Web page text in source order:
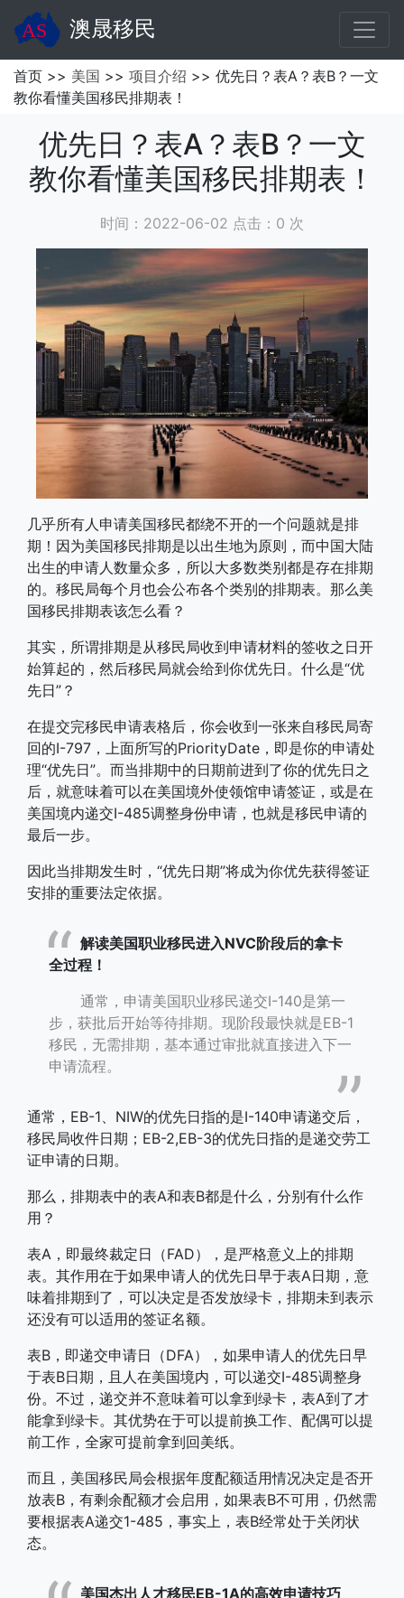
澳晟移民
首页 >> 美国 >> 项目介绍 >> 优先日？表A？表B？一文
教你看懂美国移民排期表！
优先日？表A？表B？一文
教你看懂美国移民排期表！
时间：2022-06-02 点击： 0 次
几乎所有人申请美国移民都绕不开的一个问题就是排
期！因为美国移民排期是以出生地为原则，而中国大陆
出生的申请人数量众多，所以大多数类别都是存在排期
的。移民局每个月也会公布各个类别的排期表。那么美
国移民排期表该怎么看？
其实，所谓排期是从移民局收到申请材料的签收之日开
始算起的，然后移民局就会给到你优先日。什么是“优
先日”？
在提交完移民申请表格后，你会收到一张来自移民局寄
回的I-797，上面所写的PriorityDate，即是你的申请处
理“优先日”。而当排期中的日期前进到了你的优先日之
后，就意味着可以在美国境外使领馆申请签证，或是在
美国境内递交I-485调整身份申请，也就是移民申请的
最后一步。
因此当排期发生时，“优先日期”将成为你优先获得签证
安排的重要法定依据。
解读美国职业移民进入NVC阶段后的拿卡
全过程！
通常，申请美国职业移民递交I-140是第一
步，获批后开始等待排期。现阶段最快就是EB-1
移民，无需排期，基本通过审批就直接进入下一
申请流程。
通常，EB-1、NIW的优先日指的是I-140申请递交后，
移民局收件日期；EB-2,EB-3的优先日指的是递交劳工
证申请的日期。
那么，排期表中的表A和表B都是什么，分别有什么作
用？
表A，即最终裁定日（FAD），是严格意义上的排期
表。其作用在于如果申请人的优先日早于表A日期，意
味着排期到了，可以决定是否发放绿卡，排期未到表示
还没有可以适用的签证名额。
表B，即递交申请日（DFA），如果申请人的优先日早
于表B日期，且人在美国境内，可以递交I-485调整身
份。不过，递交并不意味着可以拿到绿卡，表A到了才
能拿到绿卡。其优势在于可以提前换工作、配偶可以提
前工作，全家可提前拿到回美纸。
而且，美国移民局会根据年度配额适用情况决定是否开
放表B，有剩余配额才会启用，如果表B不可用，仍然需
要根据表A递交1-485，事实上，表B经常处于关闭状
态。
美国杰出人才移民EB-1A的高效申请技巧